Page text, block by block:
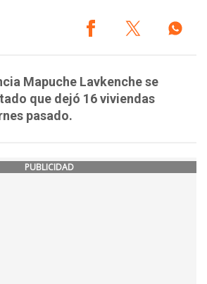
Mapuche Lavkenche se
que dejó 16 viviendas
pasado.
PUBLICIDAD